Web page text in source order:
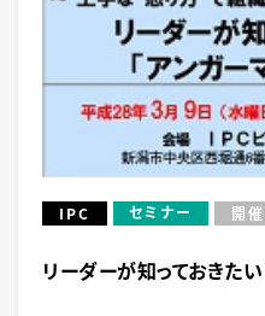
IPC セミナー 開
リーダーが知っておきた